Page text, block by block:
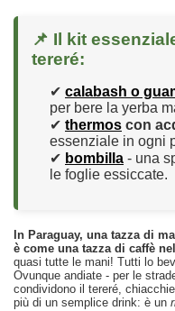
📌 Il kit
tereré:
✔ calabash o
per bere la yerba
✔ thermos con
essenziale in ogni
✔ bombilla - una
le foglie essiccate.
In Paraguay, una tazza di
è come una tazza di caffè
quasi tutte le mani! Tutti lo
Ovunque andiate - per le
condividono il tereré,
più di un semplice drink: è un